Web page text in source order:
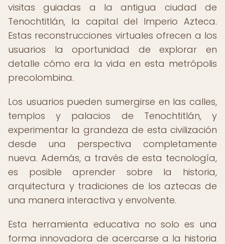
visitas guiadas a la antigua ciudad de
Tenochtitlán, la capital del Imperio Azteca.
Estas reconstrucciones virtuales ofrecen a los
usuarios la oportunidad de explorar en
detalle cómo era la vida en esta metrópolis
precolombina.
Los usuarios pueden sumergirse en las calles,
templos y palacios de Tenochtitlán, y
experimentar la grandeza de esta civilización
desde una perspectiva completamente
nueva. Además, a través de esta tecnología,
es posible aprender sobre la historia,
arquitectura y tradiciones de los aztecas de
una manera interactiva y envolvente.
Esta herramienta educativa no solo es una
forma innovadora de acercarse a la historia